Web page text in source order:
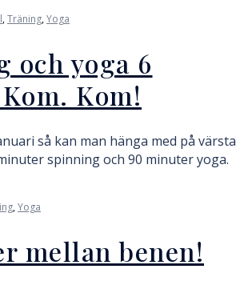
,Träning,Yoga
och yoga 6
Kom!
så kan man hänga med på värsta
spinning och 90 minuter yoga.
,Yoga
mellan benen!